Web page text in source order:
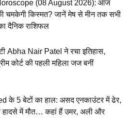
(08 August 2026): आज
चमकेगी किस्मत? जानें मेष से मीन तक सभी
दैनिक राशिफल
Abha Nair Patel ने रचा इतिहास,
कोर्ट की पहली महिला जज बनीं
के 5 बेटों का हाल: असद एनकाउंटर में ढेर,
में मौत… कहां हैं उमर, अली और